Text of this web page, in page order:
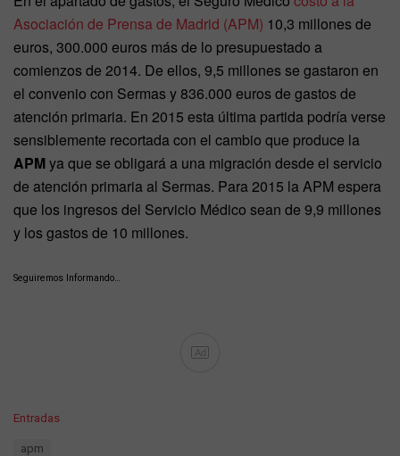
Asociación de Prensa de Madrid (APM) 10,3 millones de
euros, 300.000 euros más de lo presupuestado a
comienzos de 2014. De ellos, 9,5 millones se gastaron en
el convenio con Sermas y 836.000 euros de gastos de
atención primaria. En 2015 esta última partida podría verse
sensiblemente recortada con el cambio que produce la
APMya que se obligará a una migración desde el servicio
de atención primaria al Sermas. Para 2015 la APM espera
que los ingresos del Servicio Médico sean de 9,9 millones
y los gastos de 10 millones.
Seguiremos Informando…
Ad
C
Entradas
apm